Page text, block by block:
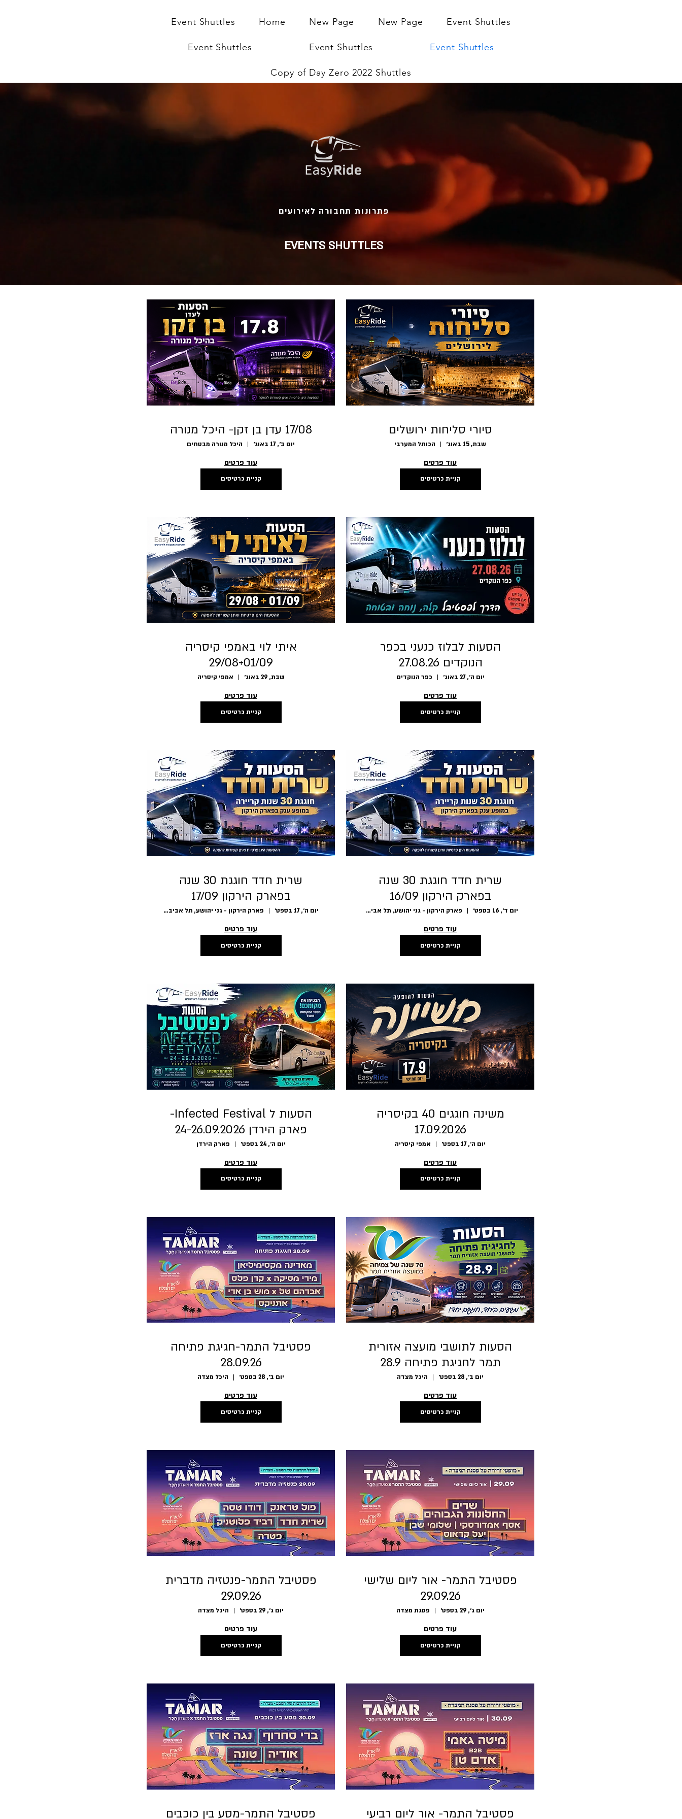
Event Shuttles Home New Page New Page Event Shuttles
Event Shuttles Event Shuttles Event Shuttles
Copy of Day Zero 2022 Shuttles
פתרונות תחבורה לאירועים
EVENTS SHUTTLES
סיורי סליחות ירושלים
שבת, 15 באוג׳ הכותל המערבי
עוד פרטים
קניית כרטיסים
17/08 עדן בן זקן- היכל מנורה
יום ב׳, 17 באוג׳ היכל מנורה מבטחים
עוד פרטים
קניית כרטיסים
הסעות לבלוז כנעני בכפר
הנוקדים 27.08.26
יום ה׳, 27 באוג׳ כפר הנוקדים
עוד פרטים
קניית כרטיסים
איתי לוי באמפי קיסריה
29/08+01/09
שבת, 29 באוג׳ אמפי קיסריה
עוד פרטים
קניית כרטיסים
שרית חדד חוגגת 30 שנה
בפארק הירקון 16/09
יום ד׳, 16 בספט׳ פארק הירקון - גני יהושע, תל אביב-יפו
עוד פרטים
קניית כרטיסים
שרית חדד חוגגת 30 שנה
בפארק הירקון 17/09
יום ה׳, 17 בספט׳ פארק הירקון - גני יהושע, תל אביב-יפו
עוד פרטים
קניית כרטיסים
משינה חוגגים 40 בקיסריה
17.09.2026
יום ה׳, 17 בספט׳ אמפי קיסריה
עוד פרטים
קניית כרטיסים
הסעות ל Infected Festival-
פארק הירדן 24-26.09.2026
יום ה׳, 24 בספט׳ פארק הירדן
עוד פרטים
קניית כרטיסים
הסעות לתושבי מועצה אזורית
תמר לחגיגת פתיחה 28.9
יום ב׳, 28 בספט׳ היכל מצדה
עוד פרטים
קניית כרטיסים
פסטיבל התמר-חגיגת פתיחה
28.09.26
יום ב׳, 28 בספט׳ היכל מצדה
עוד פרטים
קניית כרטיסים
פסטיבל התמר- אור ליום שלישי
29.09.26
יום ג׳, 29 בספט׳ פסגת מצדה
עוד פרטים
קניית כרטיסים
פסטיבל התמר-פנטזיה מדברית
29.09.26
יום ג׳, 29 בספט׳ היכל מצדה
עוד פרטים
קניית כרטיסים
פסטיבל התמר- אור ליום רביעי פסטיבל התמר-מסע בין כוכבים